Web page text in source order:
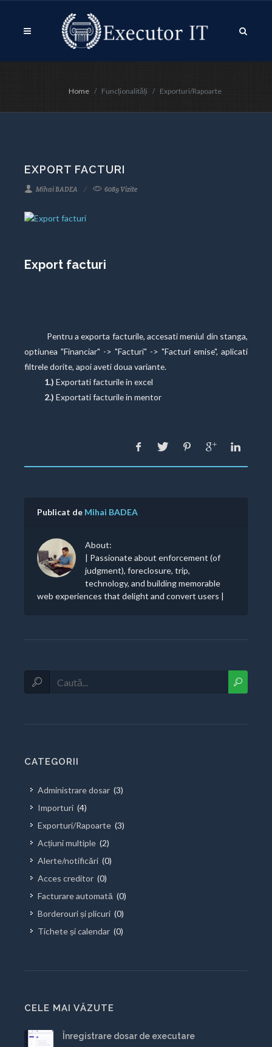
Home Funcționalități Exporturi/Rapoarte
EXPORT FACTURI
Mihai BADEA 6089 Vizite
Export facturi
Pentru a exporta facturile, accesati meniul din stanga,
optiunea "Financiar" -> "Facturi" -> "Facturi emise", aplicati
filtrele dorite, apoi aveti doua variante.
1.) Exportati facturile in excel
2.) Exportati facturile in mentor
Publicat de Mihai BADEA
About:
| Passionate about enforcement (of
judgment), foreclosure, trip,
technology, and building memorable
web experiences that delight and convert users |
CATEGORII
Administrare dosar (3)
Importuri (4)
Exporturi/Rapoarte (3)
Acțiuni multiple (2)
Alerte/notificări (0)
Acces creditor (0)
Facturare automată (0)
Borderouri și plicuri (0)
Tichete și calendar (0)
CELE MAI VĂZUTE
Înregistrare dosar de executare